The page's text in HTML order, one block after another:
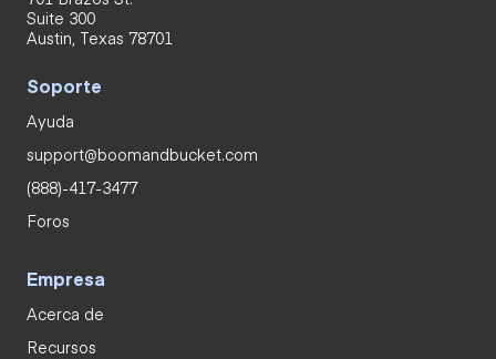
Suite 300
Austin, Texas 78701
Soporte
Ayuda
support@boomandbucket.com
(888)-417-3477
Foros
Empresa
Acerca de
Recursos